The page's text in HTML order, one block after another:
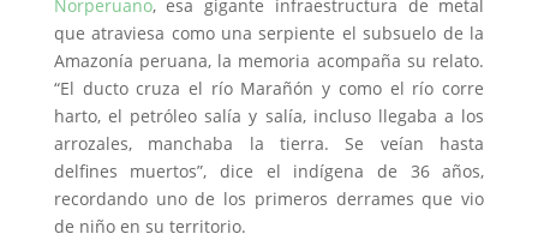
Norperuano, esa gigante infraestructura de metal
que atraviesa como una serpiente el subsuelo de la
Amazonía peruana, la memoria acompaña su relato.
“El ducto cruza el río Marañón y como el río corre
harto, el petróleo salía y salía, incluso llegaba a los
arrozales, manchaba la tierra. Se veían hasta
delfines muertos”, dice el indígena de 36 años,
recordando uno de los primeros derrames que vio
de niño en su territorio.